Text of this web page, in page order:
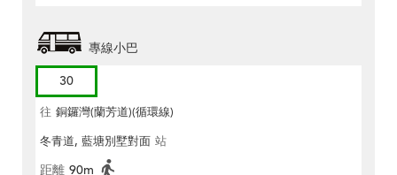
專線小巴
30
往 銅鑼灣(蘭芳道)(循環線)
冬青道, 藍塘別墅對面 站
距離 90m